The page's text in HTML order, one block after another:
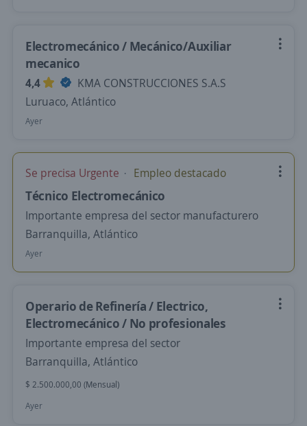
Electromecánico / Mecánico/Auxiliar
mecanico
4,4
KMA CONSTRUCCIONES S.A.S
Luruaco, Atlántico
Ayer
Se precisa Urgente Empleo destacado
Técnico Electromecánico
Importante empresa del sector manufacturero
Barranquilla, Atlántico
Ayer
Operario de Refinería / Electrico,
Electromecánico / No profesionales
Importante empresa del sector
Barranquilla, Atlántico
$ 2.500.000,00 (Mensual)
Ayer